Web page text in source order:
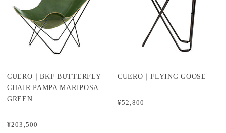
¥203,500
CUERO｜BKF BUTTERFLY
CHAIR PAMPA MARIPOSA
GREEN
¥52,800
CUERO｜FLYING GOOSE